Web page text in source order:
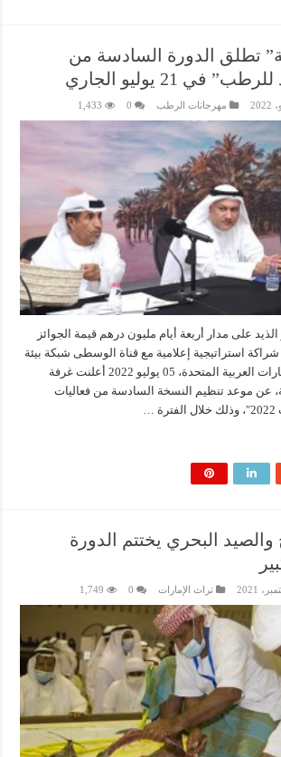
تطلق الدورة السادسة من
في 21 يوليو الجاري
مهرجانات الرطب 0
1,433
على مدار أربعة أيام مليون درهم قيمة الجوائز
لـ145 فائزاً شراكة استراتيجية إعلامية مع قناة الوسطى شبكة بيئة
ابوظبي، الشارقة، الامارات العربية المتحدة، 05 يوليو 2022 أعلنت غرفة
عن موعد تنظيم النسخة السادسة من فعاليات
والصيد البحري يختتم الدورة
تراث الإمارات 0
1,749